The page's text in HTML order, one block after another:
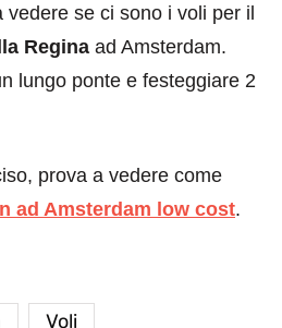
vedere se ci sono i voli per il
Regina ad Amsterdam.
lungo ponte e festeggiare 2
prova a vedere come
ad Amsterdam low cost.
Voli